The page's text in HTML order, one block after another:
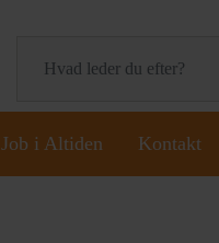
Søg efter:
Job i Altiden Kontakt